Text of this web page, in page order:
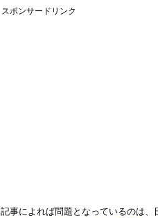
スポンサードリンク
記事によれば問題となっているのは